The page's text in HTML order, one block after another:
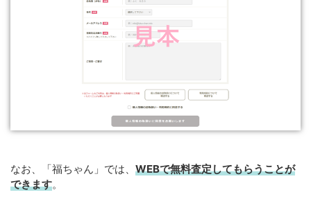
なお、「福ちゃん」では、 WEBで無料査定してもらうことが
できます。